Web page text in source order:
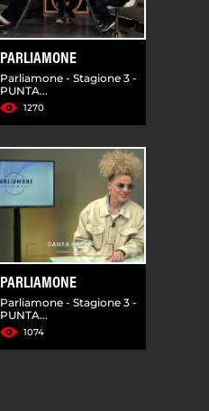
PARLIAMONE
Parliamone - Stagione 3 -
PUNTA...
1270
PARLIAMONE
Parliamone - Stagione 3 -
PUNTA...
1074